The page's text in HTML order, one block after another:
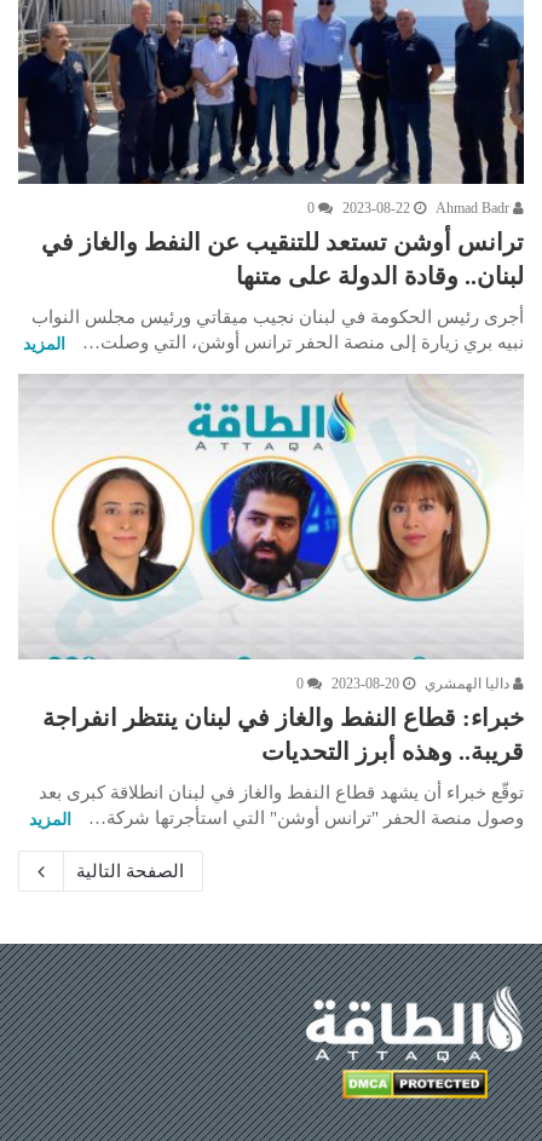
2023-08-22
0
ترانس أوشن تستعد للتنقيب عن النفط والغاز في
لبنان.. وقادة الدولة على متنها
أجرى رئيس الحكومة في لبنان نجيب ميقاتي ورئيس مجلس النواب
نبيه بري زيارة إلى منصة الحفر ترانس أوشن، التي وصلت…
المزيد
داليا الهمشري 2023-08-20
0
خبراء: قطاع النفط والغاز في لبنان ينتظر انفراجة
قريبة.. وهذه أبرز التحديات
توقّع خبراء أن يشهد قطاع النفط والغاز في لبنان انطلاقة كبرى بعد
وصول منصة الحفر "ترانس أوشن" التي استأجرتها شركة…
المزيد
الصفحة التالية